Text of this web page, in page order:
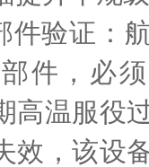
件验证 ：
件，必
高温服役
效，该设